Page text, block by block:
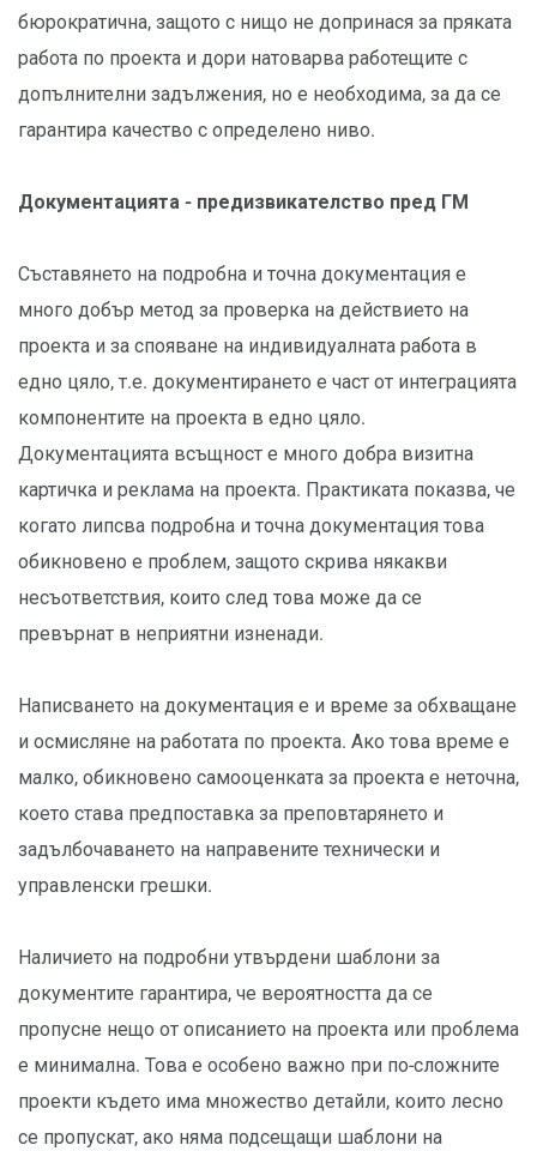
бюрократична, защото с нищо не допринася за пряката
работа по проекта и дори натоварва работещите с
допълнителни задължения, но е необходима, за да се
гарантира качество с определено ниво.
Документацията - предизвикателство пред ГМ
Съставянето на подробна и точна документация е
много добър метод за проверка на действието на
проекта и за спояване на индивидуалната работа в
едно цяло, т.е. документирането е част от интеграцията
компонентите на проекта в едно цяло.
Документацията всъщност е много добра визитна
картичка и реклама на проекта. Практиката показва, че
когато липсва подробна и точна документация това
обикновено е проблем, защото скрива някакви
несъответствия, които след това може да се
превърнат в неприятни изненади.
Написването на документация е и време за обхващане
и осмисляне на работата по проекта. Ако това време е
малко, обикновено самооценката за проекта е неточна,
което става предпоставка за преповтарянето и
задълбочаването на направените технически и
управленски грешки.
Наличието на подробни утвърдени шаблони за
документите гарантира, че вероятността да се
пропусне нещо от описанието на проекта или проблема
е минимална. Това е особено важно при по-сложните
проекти където има множество детайли, които лесно
се пропускат, ако няма подсещащи шаблони на